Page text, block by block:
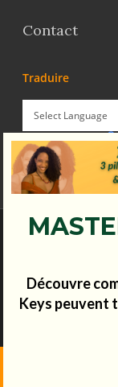
Contact
Traduire
Powered by